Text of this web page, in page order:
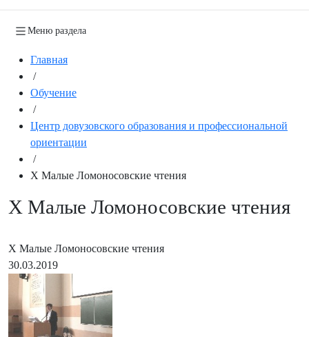
Меню раздела
Главная
/
Обучение
/
Центр довузовского образования и профессиональной
ориентации
/
Х Малые Ломоносовские чтения
Х Малые Ломоносовские чтения
Х Малые Ломоносовские чтения
30.03.2019